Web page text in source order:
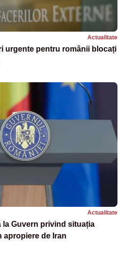
Actualitate
urgente pentru românii blocați
Actualitate
la Guvern privind situația
apropiere de Iran